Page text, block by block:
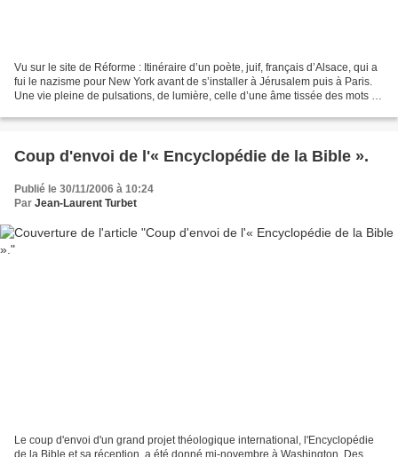
Vu sur le site de Réforme : Itinéraire d’un poète, juif, français d’Alsace, qui a
fui le nazisme pour New York avant de s’installer à Jérusalem puis à Paris.
Une vie pleine de pulsations, de lumière, celle d’une âme tissée des mots de
Coup d'envoi de l'« Encyclopédie de la Bible ».
Publié le 30/11/2006 à 10:24
Par Jean-Laurent Turbet
Le coup d'envoi d'un grand projet théologique international, l'Encyclopédie
de la Bible et sa réception, a été donné mi-novembre à Washington. Des